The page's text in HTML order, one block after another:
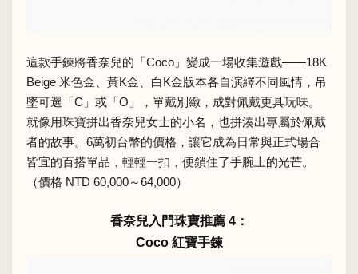
這款手鍊將香奈兒的「Coco」變成一場收集遊戲——18K
Beige 米色金、黃K金、白K金版本各自演繹不同風情，吊
墜可選「C」或「O」，單戴別緻，成對佩戴更具玩味。
就像用珠寶拼出香奈兒女士的小名，也拼湊出專屬於佩戴
者的故事。6萬初台幣的價格，讓它成為日常與正式場合
皆宜的百搭單品，輕輕一扣，便鎖住了手腕上的光芒。
（價格 NTD 60,000～64,000）
香奈兒入門珠寶推薦 4：
Coco 紅寶手鍊